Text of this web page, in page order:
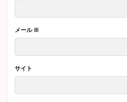
メール※
サイト